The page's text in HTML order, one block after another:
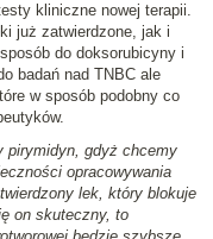
kliniczne nowej terapii.
już zatwierdzone, jak i
do doksorubicyny i
badań nad TNBC ale
w sposób podobny co
pirymidyn, gdyż chcemy
opracowywania
lek, który blokuje
on skuteczny, to